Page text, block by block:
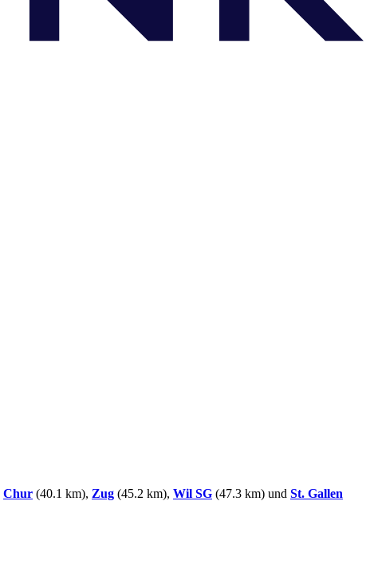
Chur (40.1 km), Zug (45.2 km), Wil SG (47.3 km) und St. Gallen